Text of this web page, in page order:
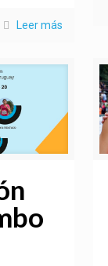
Leer más